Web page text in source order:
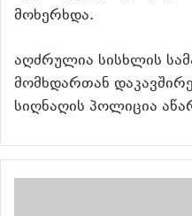
მოხერხდა.
აღძრულია სისხლის
მომხდართან
სიღნაღის პოლიცია